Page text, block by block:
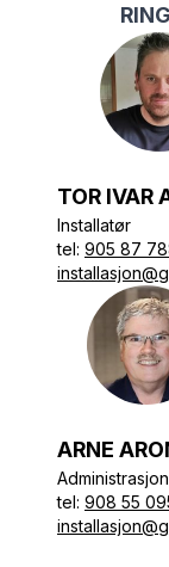
TOR IVAR
Installatør
tel: 905 87
ARNE
Administrasjon
tel: 908 55